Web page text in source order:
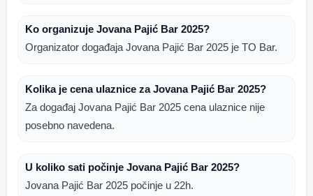
Ko organizuje Jovana Pajić Bar 2025?
Organizator događaja Jovana Pajić Bar 2025 je TO Bar.
Kolika je cena ulaznice za Jovana Pajić Bar 2025?
Za događaj Jovana Pajić Bar 2025 cena ulaznice nije
posebno navedena.
U koliko sati počinje Jovana Pajić Bar 2025?
Jovana Pajić Bar 2025 počinje u 22h.